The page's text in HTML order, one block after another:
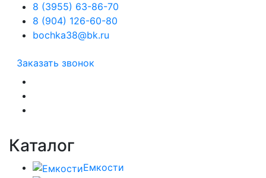
8 (3955) 63-86-70
8 (904) 126-60-80
bochka38@bk.ru
Заказать звонок
Каталог
Емкости